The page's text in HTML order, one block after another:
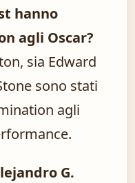
hanno
agli Oscar?
sia Edward
sono stati
agli
G.